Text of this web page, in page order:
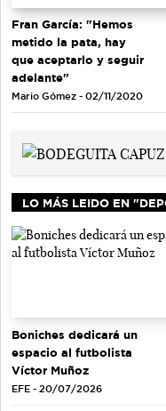
Fran García: "Hemos
metido la pata, hay
que aceptarlo y seguir
adelante"
Mario Gómez - 02/11/2020
LO MÁS LEIDO EN
Boniches dedicará un
espacio al futbolista
Víctor Muñoz
EFE - 20/07/2026